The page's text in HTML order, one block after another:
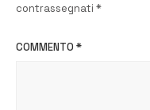
contrassegnati *
COMMENTO *